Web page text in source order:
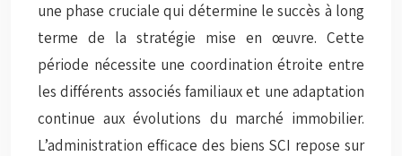
une phase cruciale qui détermine le succès à long
terme de la stratégie mise en œuvre. Cette
période nécessite une coordination étroite entre
les différents associés familiaux et une adaptation
continue aux évolutions du marché immobilier.
L’administration efficace des biens SCI repose sur